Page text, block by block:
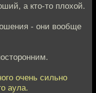
а кто-то плохой.
- они вообще
очень сильно
аула.